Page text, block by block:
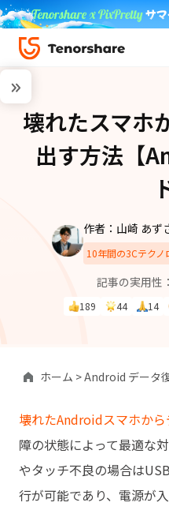
壊れたスマホ
出す方法【
作者：山崎 あず
10年間の3Cテク
記事の実用性：
189 44 14
ホーム >Android データ
壊れたAndroidスマホか
障の状態によって最適な
やタッチ不良の場合は
行が可能であり、電源が